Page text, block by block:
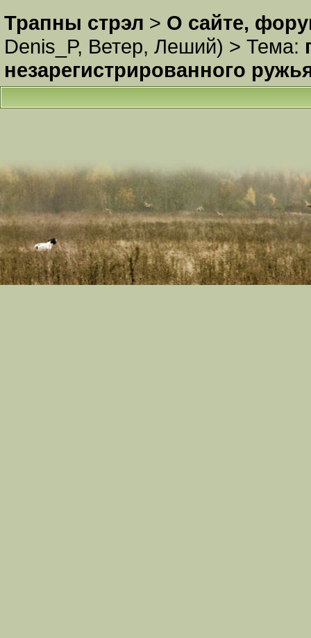
Трапны стрэл > О сайте,
Denis_P, Ветер, Леший) > Тема:
незарегистрированного